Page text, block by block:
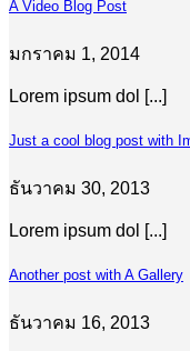
A Video Blog Post
มกราคม 1, 2014
Lorem ipsum dol [...]
Just a cool blog post with
ธันวาคม 30, 2013
Lorem ipsum dol [...]
Another post with A Gallery
ธันวาคม 16, 2013